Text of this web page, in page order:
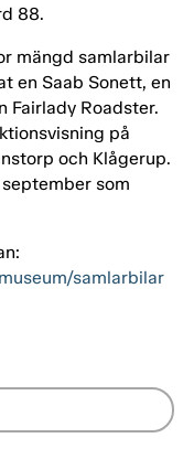
88.
mängd samlarbilar
en Saab Sonett, en
Fairlady Roadster.
på
och Klågerup.
som
samlarbilar